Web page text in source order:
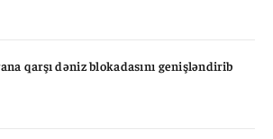
qarşı dəniz blokadasını genişləndirib